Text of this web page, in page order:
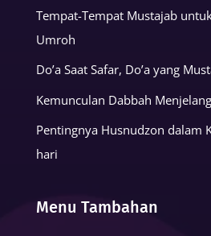
Tempat-Tempat Mustajab
Umroh
Do’a Saat Safar, Do’a yang
Kemunculan Dabbah
Pentingnya Husnudzon dalam
hari
Menu Tambahan